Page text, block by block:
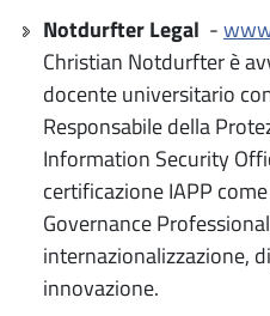
Notdurfter Legal -
Christian Notdurfter è
docente universitario
Responsabile della
Information Security
certificazione IAPP
Governance
internazionalizzazione,
innovazione.